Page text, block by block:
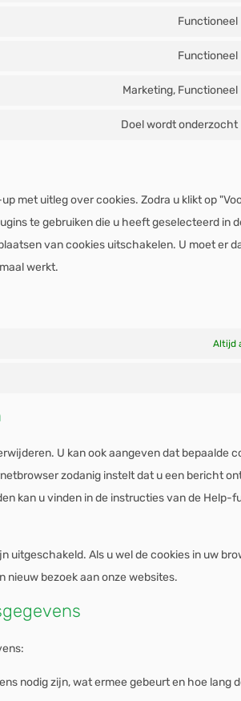
Functioneel
Functioneel
Marketing, Functioneel
Doel wordt onderzocht
met uitleg over cookies. Zodra u klikt op
te gebruiken die u heeft geselecteerd in
van cookies uitschakelen. U moet er
werkt.
Altijd
U kan ook aangeven dat bepaalde
zodanig instelt dat u een bericht
kan u vinden in de instructies van de Help-
uitgeschakeld. Als u wel de cookies in uw
nieuw bezoek aan onze websites.
nodig zijn, wat ermee gebeurt en hoe lang